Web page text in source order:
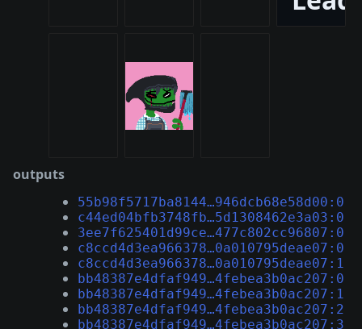
outputs
55b98f5717ba8144…946dcb68e58d00:0
c44ed04bfb3748fb…5d1308462e3a03:0
3ee7f625401d99ce…477c802cc96807:0
c8ccd4d3ea966378…0a010795deae07:0
c8ccd4d3ea966378…0a010795deae07:1
bb48387e4dfaf949…4febea3b0ac207:0
bb48387e4dfaf949…4febea3b0ac207:1
bb48387e4dfaf949…4febea3b0ac207:2
bb48387e4dfaf949…4febea3b0ac207:3